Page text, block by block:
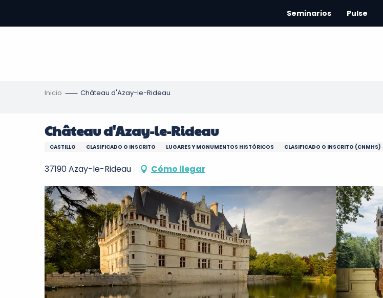
contenu
Seminarios Pulse
Inicio Château d'Azay-le-Rideau
Château d'Azay-le-Rideau
CASTILLO CLASIFICADO O INSCRITO LUGARES Y MONUMENTOS HISTÓRICOS CLASIFICADO O INSCRITO (CNMHS)
37190 Azay-le-Rideau Cómo llegar